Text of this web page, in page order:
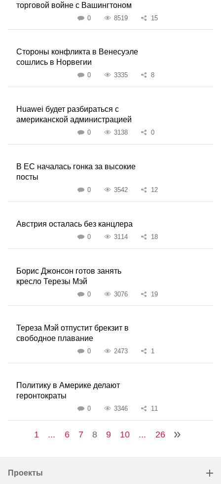
торговой войне с Вашингтоном
0 8519 15
Стороны конфликта в Венесуэле
сошлись в Норвегии
0 3335 8
Huawei будет разбираться с
американской администрацией
0 3138 0
В ЕС началась гонка за высокие
посты
0 3542 12
Австрия осталась без канцлера
0 3114 18
Борис Джонсон готов занять
кресло Терезы Мэй
0 3076 19
Тереза Мэй отпустит брекзит в
свободное плавание
0 2473 1
Политику в Америке делают
геронтократы
0 3346 11
1 ... 6 7 8 9 10 ... 26
Проекты